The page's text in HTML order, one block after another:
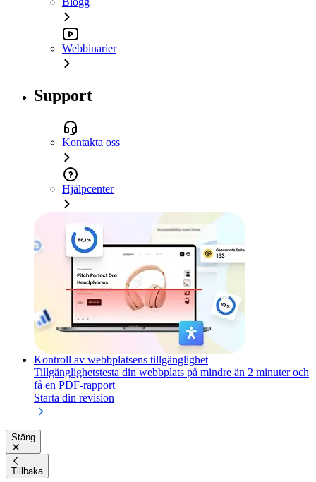
Webbinarier
Support
Kontakta oss
Hjälpcenter
Kontroll av webbplatsens tillgänglighet
Tillgänglighetstesta din webbplats på mindre än 2 minuter och
få en PDF-rapport
Starta din revision
Stäng
Tillbaka